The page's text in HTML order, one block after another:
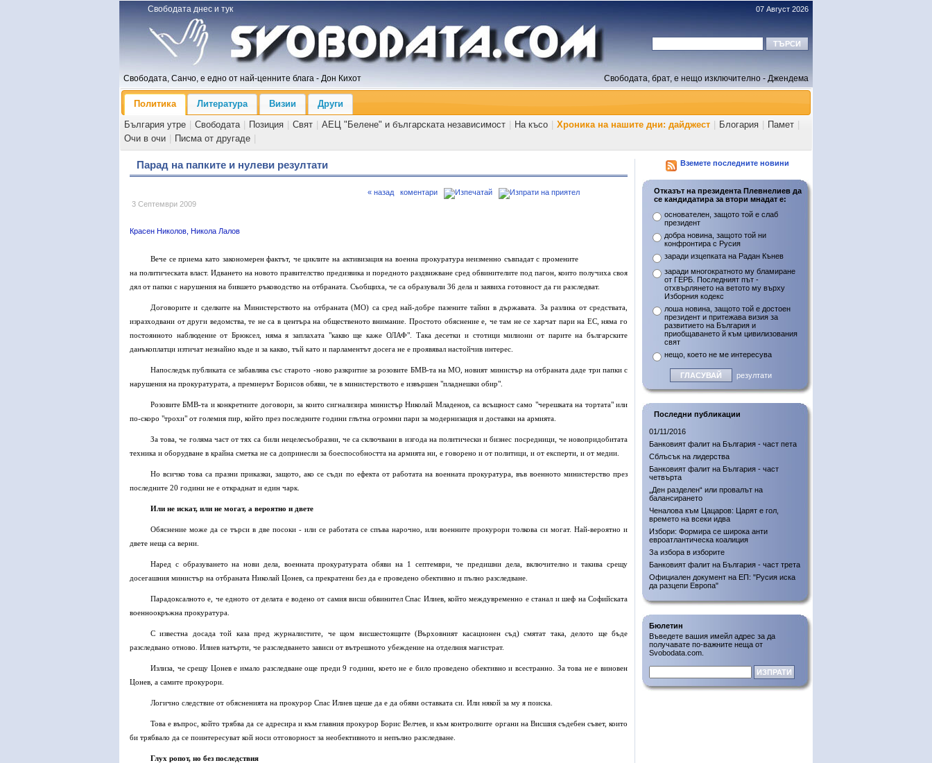
Свободата днес и тук 07 Август 2026
Свободата, Санчо, е едно от най-ценните блага - Дон Кихот Свободата, брат, е нещо изключително - Джендема
Политика Литература Визии
Други
България утре
Свободата Позиция Свят АЕЦ "Белене" и българската независимост На късо Хроника на нашите дни: дайджест Блогария Памет
Очи в очи
Писма от другаде
Парад на папките и нулеви резултати
3 Септември 2009
« назад коментари
Красен Николов, Никола Лалов
Вече се приема като закономерен фактът, че циклите на активизация на военна прокуратура неизменно съвпадат с промените
на политическата власт. Идването на новото правителство предизвика и поредното раздвижване сред обвинителите под пагон, които получиха своя
дял от папки с нарушения на бившето ръководство на отбраната. Съобщиха, че са образували 36 дела и заявиха готовност да ги разследват.
Договорите и сделките на Министерството на отбраната (МО) са сред най-добре пазените тайни в държавата. За разлика от средствата,
изразходвани от други ведомства, те не са в центъра на общественото внимание. Простото обяснение е, че там не се харчат пари на ЕС, няма го
постоянното наблюдение от Брюксел, няма я заплахата "какво ще каже ОЛАФ". Така десетки и стотици милиони от парите на българските
данъкоплатци изтичат незнайно къде и за какво, тъй като и парламентът досега не е проявявал настойчив интерес.
Напоследък публиката се забавлява със старото -ново разкритие за розовите БМВ-та на МО, новият министър на отбраната даде три папки с
нарушения на прокуратурата, а премиерът Борисов обяви, че в министерството е извършен "пладнешки обир".
Розовите БМВ-та и конкретните договори, за които сигнализира министър Николай Младенов, са всъщност само "черешката на тортата" или
по-скоро "трохи" от големия пир, който през последните години глътна огромни пари за модернизация и доставки на армията.
За това, че голяма част от тях са били нецелесъобразни, че са сключвани в изгода на политически и бизнес посредници, че новопридобитата
техника и оборудване в крайна сметка не са допринесли за боеспособността на армията ни, е говорено и от политици, и от експерти, и от медии.
Но всичко това са празни приказки, защото, ако се съди по ефекта от работата на военната прокуратура, във военното министерство през
последните 20 години не е откраднат и един чарк.
Или не искат, или не могат, а вероятно и двете
Обяснение може да се търси в две посоки - или се работата се спъва нарочно, или военните прокурори толкова си могат. Най-вероятно и
двете неща са верни.
Наред с образуването на нови дела, военната прокуратурата обяви на 1 септември, че предишни дела, включително и такива срещу
досегашния министър на отбраната Николай Цонев, са прекратени без да е проведено обективно и пълно разследване.
Парадоксалното е, че едното от делата е водено от самия висш обвинител Спас Илиев, който междувременно е станал и шеф на Софийската
военноокръжна прокуратура.
С известна досада той каза пред журналистите, че щом висшестоящите (Върховният касационен съд) смятат така, делото ще бъде
разследвано отново. Илиев натърти, че разследването зависи от вътрешното убеждение на отделния магистрат.
Излиза, че срещу Цонев е имало разследване още преди 9 години, което не е било проведено обективно и всестранно. За това не е виновен
Цонев, а самите прокурори.
Логично следствие от обясненията на прокурор Спас Илиев щеше да е да обяви оставката си. Или някой за му я поиска.
Това е въпрос, който трябва да се адресира и към главния прокурор Борис Велчев, и към контролните органи на Висшия съдебен съвет, които
би трябвало да се поинтересуват кой носи отговорност за необективното и непълно разследване.
Глух ропот, но без последствия
Вземете последните новини
Отказът на президента Плевнелиев да
се кандидатира за втори мнадат е:
основателен, защото той е слаб
президент
добра новина, защото той ни
конфронтира с Русия
заради изцепката на Радан Кънев
заради многократното му бламиране
от ГЕРБ. Последният път -
отхвърлянето на ветото му върху
Изборния кодекс
лоша новина, защото той е достоен
президент и притежава визия за
развитието на България и
приобщаването й към цивилизования
свят
нещо, което не ме интересува
резултати
Последни публикации
01/11/2016
Банковият фалит на България - част пета
Сблъсък на лидерства
Банковият фалит на България - част
четвърта
„Ден разделен“ или провалът на
балансирането
Ченалова към Цацаров: Царят е гол,
времето на всеки идва
Избори: Формира се широка анти
евроатлантическа коалиция
За избора в изборите
Банковият фалит на България - част трета
Официален документ на ЕП: "Русия иска
да разцепи Европа"
Бюлетин
Въведете вашия имейл адрес за да
получавате по-важните неща от
Svobodata.com.